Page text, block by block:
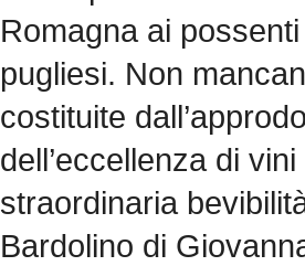
Romagna ai
pugliesi. Non
costituite
dell’eccellenza di
straordinaria
Bardolino di